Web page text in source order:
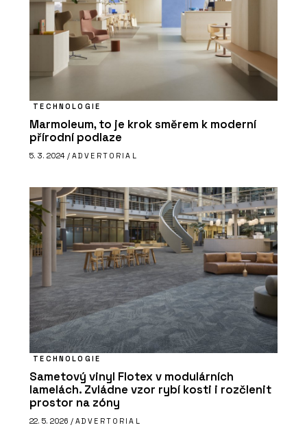
TECHNOLOGIE
Marmoleum, to je krok směrem k moderní
přírodní podlaze
5. 3. 2024 / ADVERTORIAL
TECHNOLOGIE
Sametový vinyl Flotex v modulárních
lamelách. Zvládne vzor rybí kosti i rozčlenit
prostor na zóny
22. 5. 2026 / ADVERTORIAL